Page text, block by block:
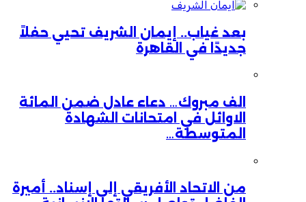
بعد غياب.. إيمان الشريف تحيي حفلاً
جديدًا في القاهرة
الف مبروك… دعاء عادل ضمن المائة
الاوائل في امتحانات الشهادة
المتوسطة…
من الاتحاد الأفريقي إلى إسناد.. أميرة